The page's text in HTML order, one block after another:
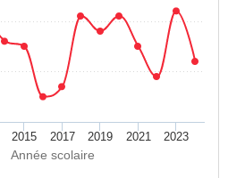
Année scolaire
2015 2017 2019 2021 2023